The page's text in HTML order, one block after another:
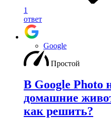
1
ответ
Google
Простой
В Google Photo
домашние
как решить?